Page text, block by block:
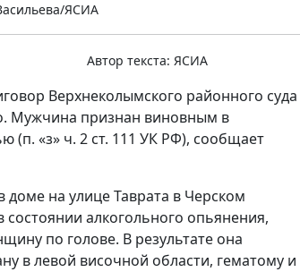
ЯСИА
Автор текста: ЯСИА
Верхнеколымского районного суда
Мужчина признан виновным в
«з» ч. 2 ст. 111 УК РФ), сообщает
доме на улице Таврата в Черском
алкогольного опьянения,
по голове. В результате она
в левой височной области, гематому и